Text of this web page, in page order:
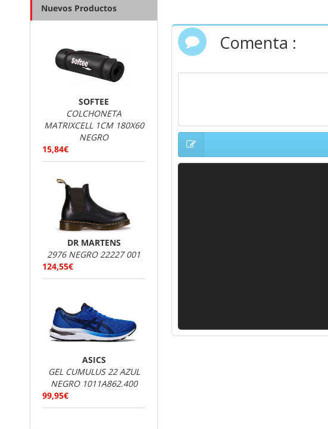
Comenta :
Nuevos Productos
SOFTEE
COLCHONETA
MATRIXCELL 1CM 180X60
NEGRO
15,84€
DR MARTENS
2976 NEGRO 22227 001
124,55€
ASICS
GEL CUMULUS 22 AZUL
NEGRO 1011A862.400
99,95€